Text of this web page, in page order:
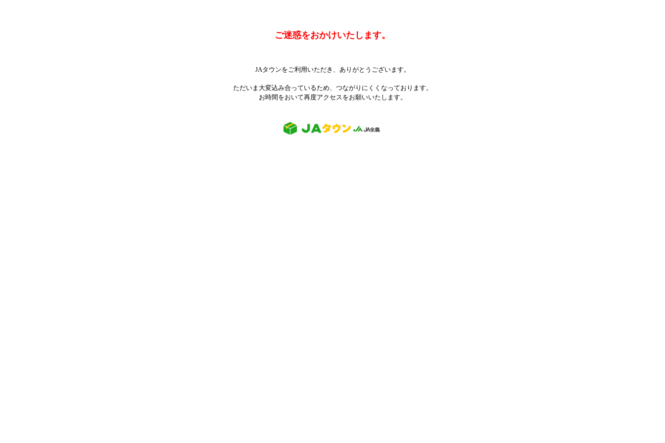
ご迷惑をおかけいたします。
JAタウンをご利用いただき、ありがとうございます。
ただいま大変込み合っているため、つながりにくくなっております。
お時間をおいて再度アクセスをお願いいたします。